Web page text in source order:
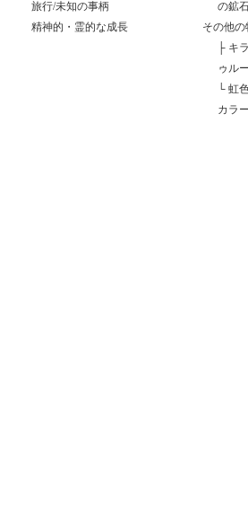
旅行/未知の事柄
精神的・霊的な成長
の鉱
その他
├ キ
ゥル
└ 虹
カラー